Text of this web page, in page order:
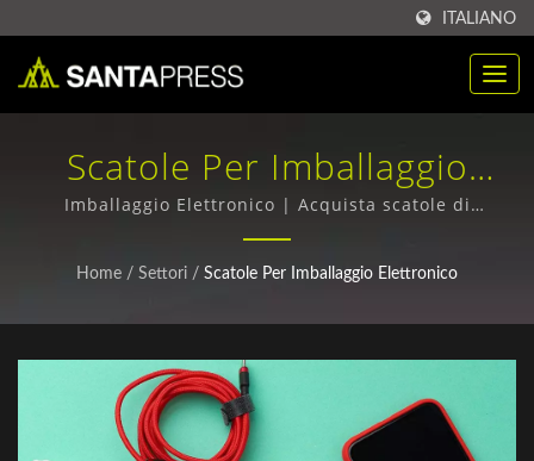
ITALIANO
Scatole Per Imballaggio
Elettronico | Scatola Di
Imballaggio In Plastica PP
Santa Press Co., Ltd.
Imballaggio Elettronico | Acquista scatole di
imballaggio RPET in grandi quantità - Qualità
superiore, Prezzi competitivi
Home / Settori / Scatole Per Imballaggio Elettronico